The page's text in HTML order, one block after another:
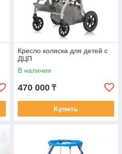
Кресло коляска для детей с
ДЦП
В наличии
470 000 ₸
Купить